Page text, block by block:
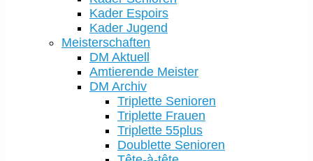
Kader Espoirs
Kader Jugend
Meisterschaften
DM Aktuell
Amtierende Meister
DM Archiv
Triplette Senioren
Triplette Frauen
Triplette 55plus
Doublette Senioren